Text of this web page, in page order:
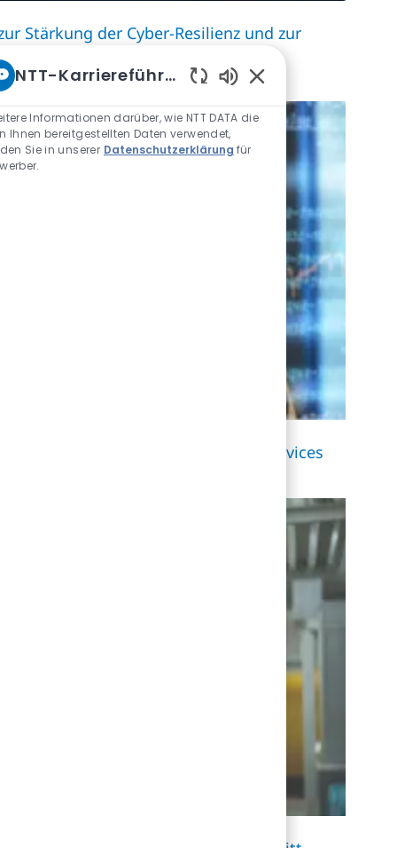
Stärkung der Cyber-Resilienz und zur
mit Cybersecurity-Services
NTT-Karriereführer
Aktivierte Chatbot-
Informationen darüber, wie NTT DATA die
Ihnen bereitgestellten Daten verwendet,
Sie in unserer Datenschutzerklärung für